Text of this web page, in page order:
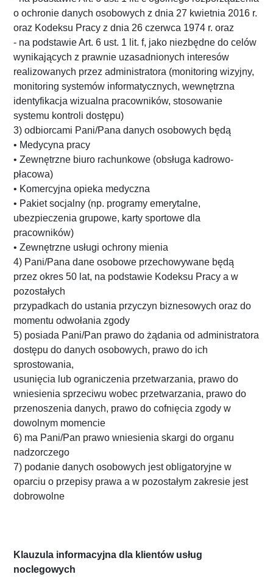
o ochronie danych osobowych z dnia 27 kwietnia 2016 r.
oraz Kodeksu Pracy z dnia 26 czerwca 1974 r. oraz
- na podstawie Art. 6 ust. 1 lit. f, jako niezbędne do celów
wynikających z prawnie uzasadnionych interesów
realizowanych przez administratora (monitoring wizyjny,
monitoring systemów informatycznych, wewnętrzna
identyfikacja wizualna pracowników, stosowanie
systemu kontroli dostępu)
3) odbiorcami Pani/Pana danych osobowych będą
• Medycyna pracy
• Zewnętrzne biuro rachunkowe (obsługa kadrowo-
płacowa)
• Komercyjna opieka medyczna
• Pakiet socjalny (np. programy emerytalne,
ubezpieczenia grupowe, karty sportowe dla
pracowników)
• Zewnętrzne usługi ochrony mienia
4) Pani/Pana dane osobowe przechowywane będą
przez okres 50 lat, na podstawie Kodeksu Pracy a w
pozostałych
przypadkach do ustania przyczyn biznesowych oraz do
momentu odwołania zgody
5) posiada Pani/Pan prawo do żądania od administratora
dostępu do danych osobowych, prawo do ich
sprostowania,
usunięcia lub ograniczenia przetwarzania, prawo do
wniesienia sprzeciwu wobec przetwarzania, prawo do
przenoszenia danych, prawo do cofnięcia zgody w
dowolnym momencie
6) ma Pani/Pan prawo wniesienia skargi do organu
nadzorczego
7) podanie danych osobowych jest obligatoryjne w
oparciu o przepisy prawa a w pozostałym zakresie jest
dobrowolne
Klauzula informacyjna dla klientów usług
noclegowych